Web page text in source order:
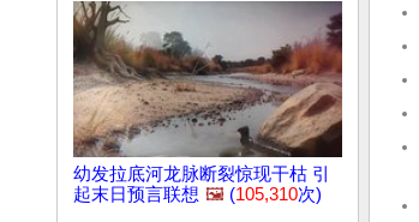
幼发拉底河龙脉断裂惊现干枯 引
起末日预言联想 🖼️ (105,310次)